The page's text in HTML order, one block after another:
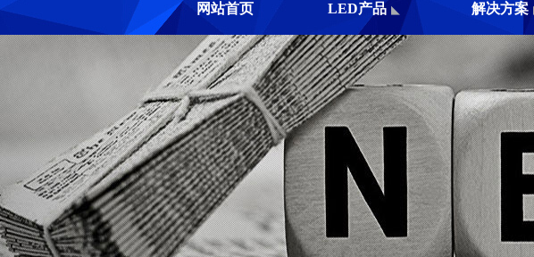
网站首页 LED产品 解决方案